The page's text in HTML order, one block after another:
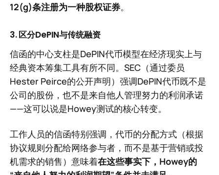
12(g)条注册为一种股权证券。
3. 区分DePIN与传统融资
信函的中心支柱是DePIN代币模型在经济现实上与
经典资本筹集工具有所不同。SEC（通过委员
Hester Peirce的公开声明）强调DePIN代币既不是
公司的股份，也不是来自他人管理努力的利润承诺
——这可以说是Howey测试的核心转变。
工作人员的信函特别强调，代币的分配方式（根据
协议规则分配给网络参与者，而不是基于营销或投
机需求的销售）意味着在这些事实下，Howey的